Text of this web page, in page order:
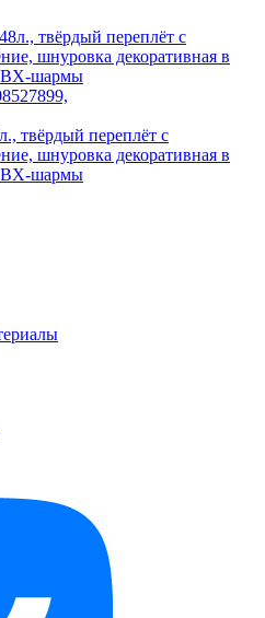
твёрдый переплёт с
шнуровка декоративная в
шармы